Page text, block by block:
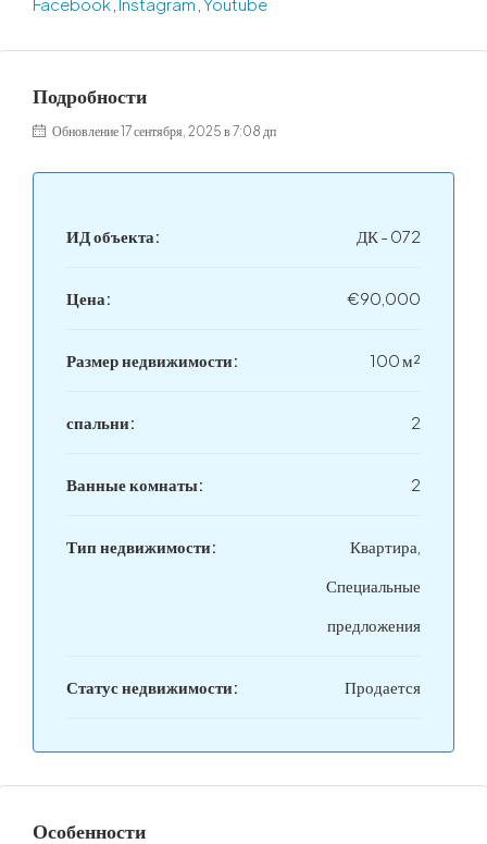
Подробности
Обновление 17 сентября, 2025 в 7:08 дп
ИД объекта: ДК - 072
Цена: €90,000
Размер недвижимости: 100 м²
спальни: 2
Ванные комнаты: 2
Тип недвижимости:
Квартира,
Специальные
предложения
Статус недвижимости: Продается
Особенности